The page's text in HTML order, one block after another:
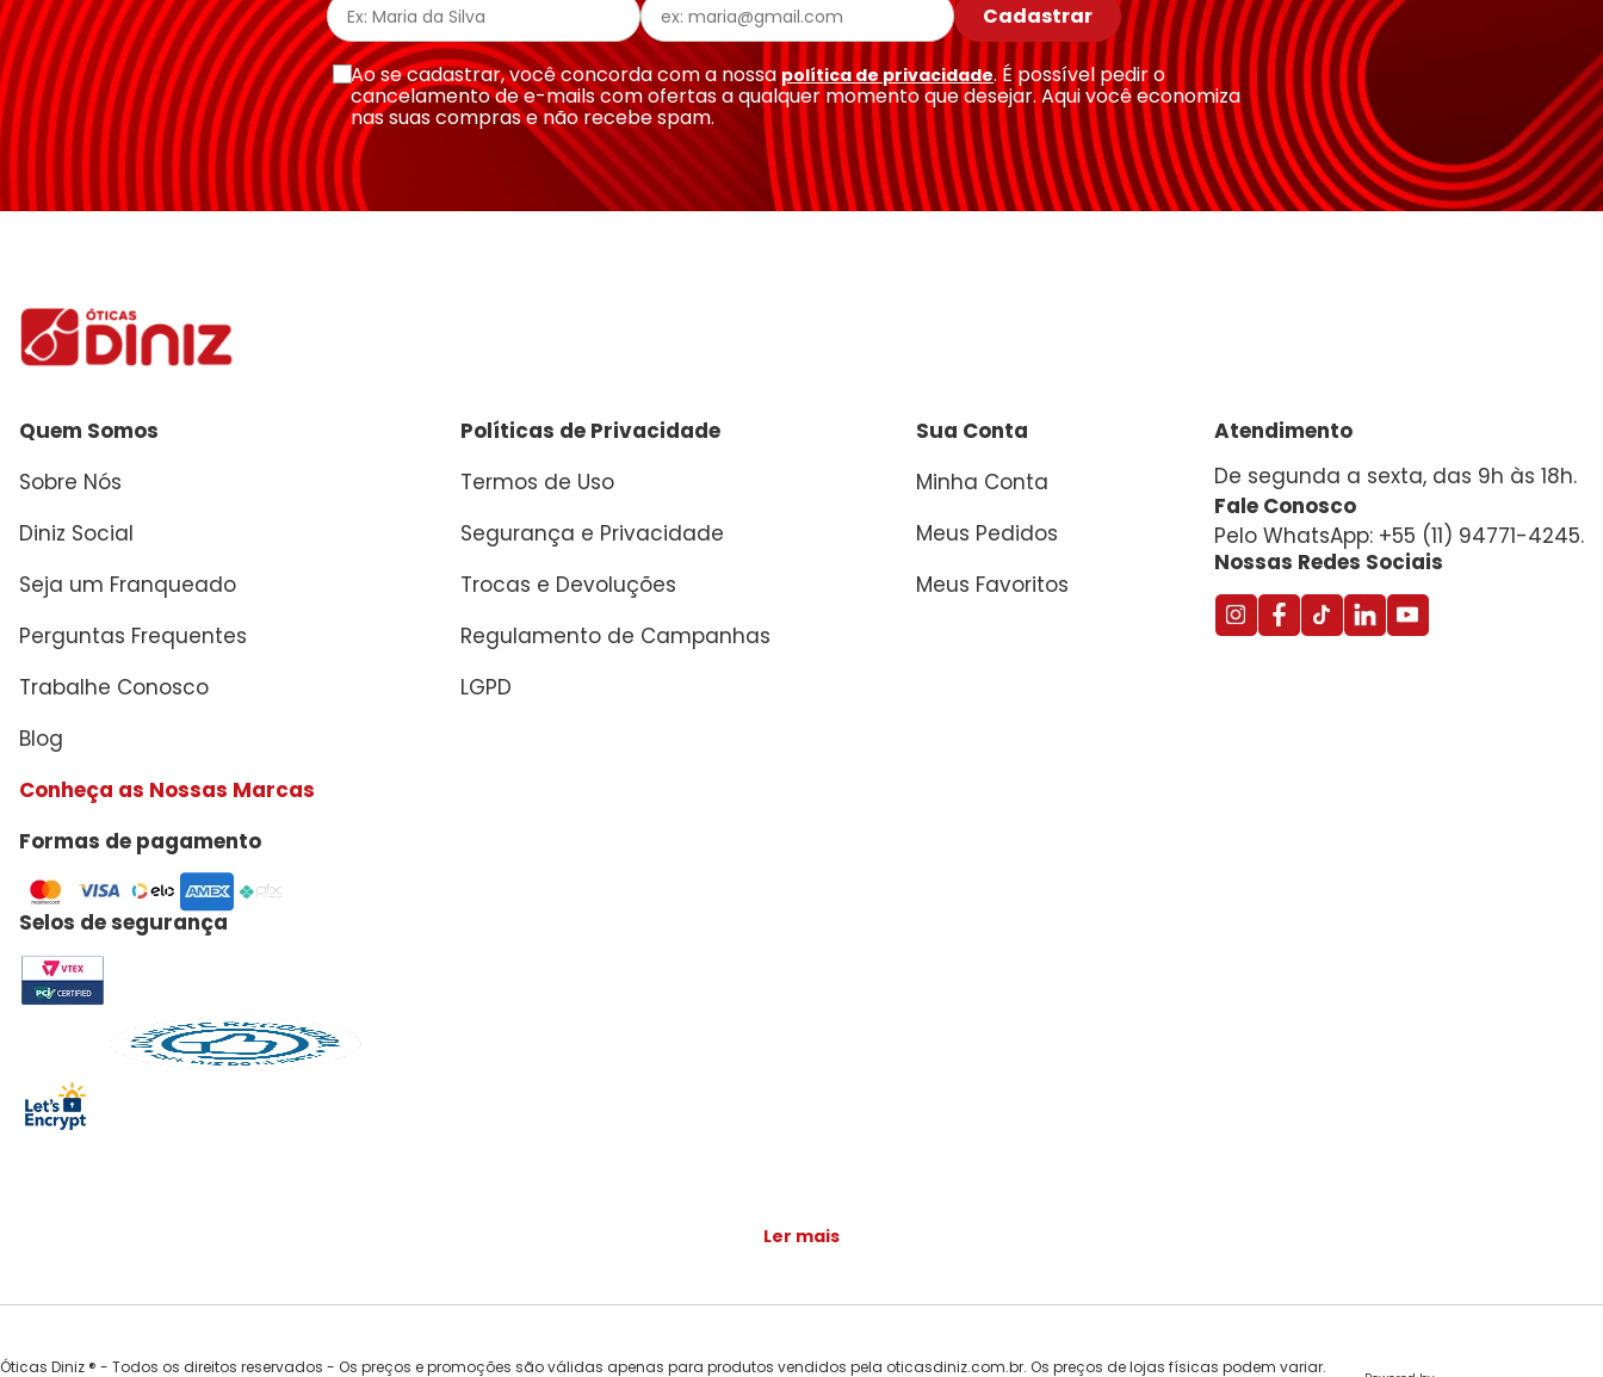
Escreva uma avaliação
Cadastrar
Ao se cadastrar, você concorda com a nossa política de privacidade. É possível pedir o
cancelamento de e-mails com ofertas a qualquer momento que desejar. Aqui você economiza
nas suas compras e não recebe spam.
Quem Somos
Sobre Nós
Diniz Social
Seja um Franqueado
Perguntas Frequentes
Trabalhe Conosco
Blog
Conheça as Nossas Marcas
Políticas de Privacidade
Termos de Uso
Segurança e Privacidade
Trocas e Devoluções
Regulamento de Campanhas
LGPD
Sua Conta
Minha Conta
Meus Pedidos
Meus Favoritos
Atendimento
De segunda a sexta, das 9h às 18h.
Fale Conosco
Pelo WhatsApp: +55 (11) 94771-4245.
Nossas Redes Sociais
Formas de pagamento
Selos de segurança
Ler mais
Óticas Diniz ® - Todos os direitos reservados - Os preços e promoções são válidas apenas para produtos vendidos pela oticasdiniz.com.br. Os preços de lojas físicas podem variar.